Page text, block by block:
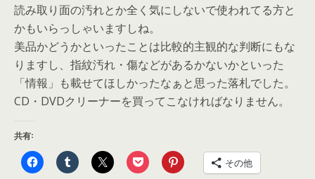
読み取り面の汚れとか全く気にしないで使われてる方と
かもいらっしゃいますしね。
美品かどうかといったことは比較的主観的な判断にもな
りますし、指紋汚れ・傷などがあるかないかといった
「情報」も載せてほしかったなぁと思った落札でした。
CD・DVDクリーナーを買ってこなければなりません。
共有:
その他